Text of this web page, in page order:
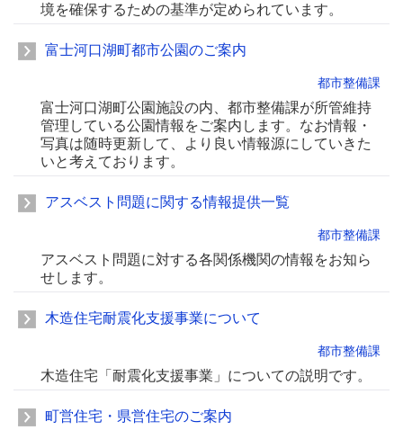
境を確保するための基準が定められています。
富士河口湖町都市公園のご案内
都市整備課
富士河口湖町公園施設の内、都市整備課が所管維持
管理している公園情報をご案内します。なお情報・
写真は随時更新して、より良い情報源にしていきた
いと考えております。
アスベスト問題に関する情報提供一覧
都市整備課
アスベスト問題に対する各関係機関の情報をお知ら
せします。
木造住宅耐震化支援事業について
都市整備課
木造住宅「耐震化支援事業」についての説明です。
町営住宅・県営住宅のご案内